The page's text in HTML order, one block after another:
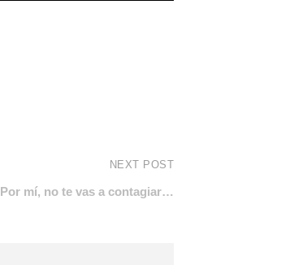
NEXT POST
Por mí, no te vas a contagiar…